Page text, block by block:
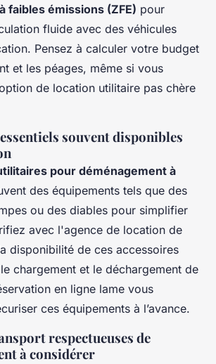
faibles émissions (ZFE) pour
fluide avec des véhicules
Pensez à calculer votre budget
et les péages, même si vous
de location utilitaire pas chère
souvent disponibles
pour déménagement à
des équipements tels que des
ou des diables pour simplifier
avec l'agence de location de
disponibilité de ces accessoires
chargement et le déchargement de
en ligne lame vous
ces équipements à l’avance.
respectueuses de
à considérer